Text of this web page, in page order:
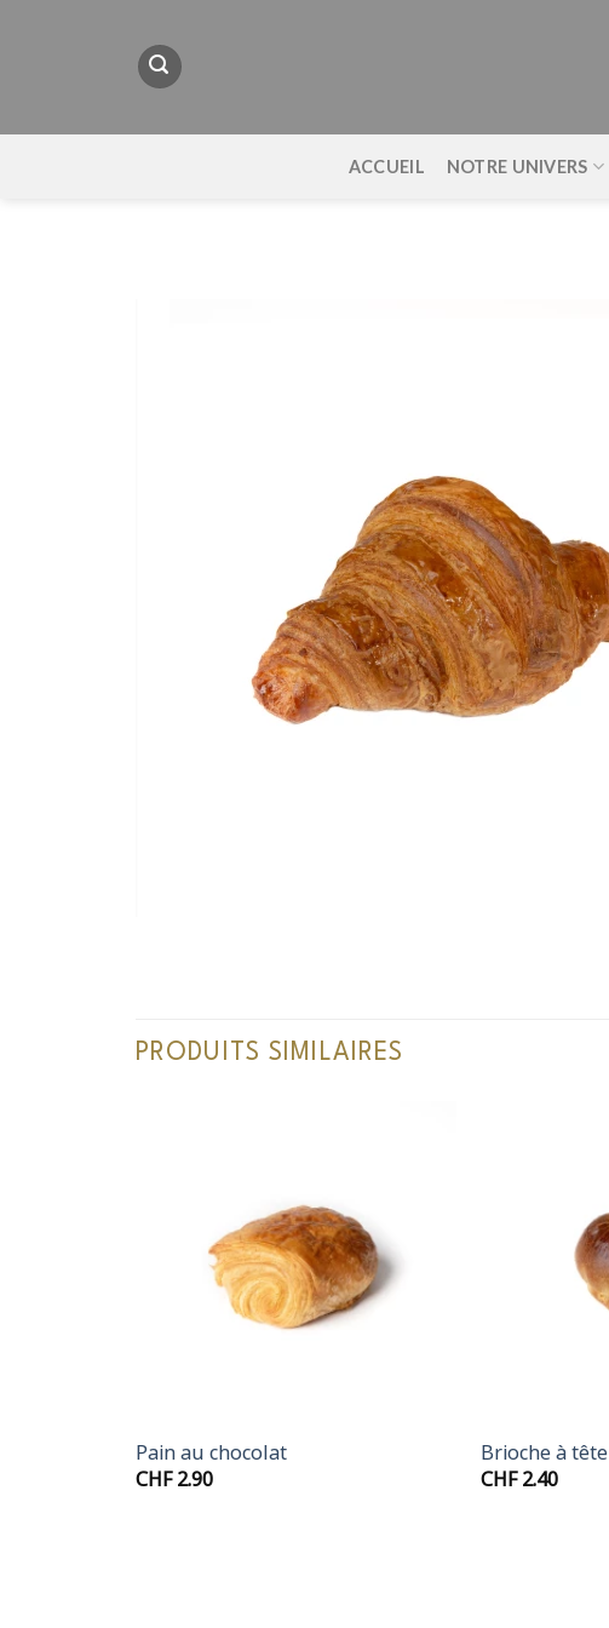
ACCUEIL NOTRE UNIVERS
PRODUITS SIMILAIRES
Pain au chocolat
CHF2.90
Brioche à tête
CHF2.40